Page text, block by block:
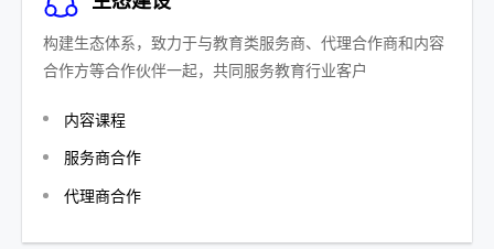
构建生态体系，致力于与教育类服务商、代理合作商和内容
合作方等合作伙伴一起，共同服务教育行业客户
内容课程
服务商合作
代理商合作